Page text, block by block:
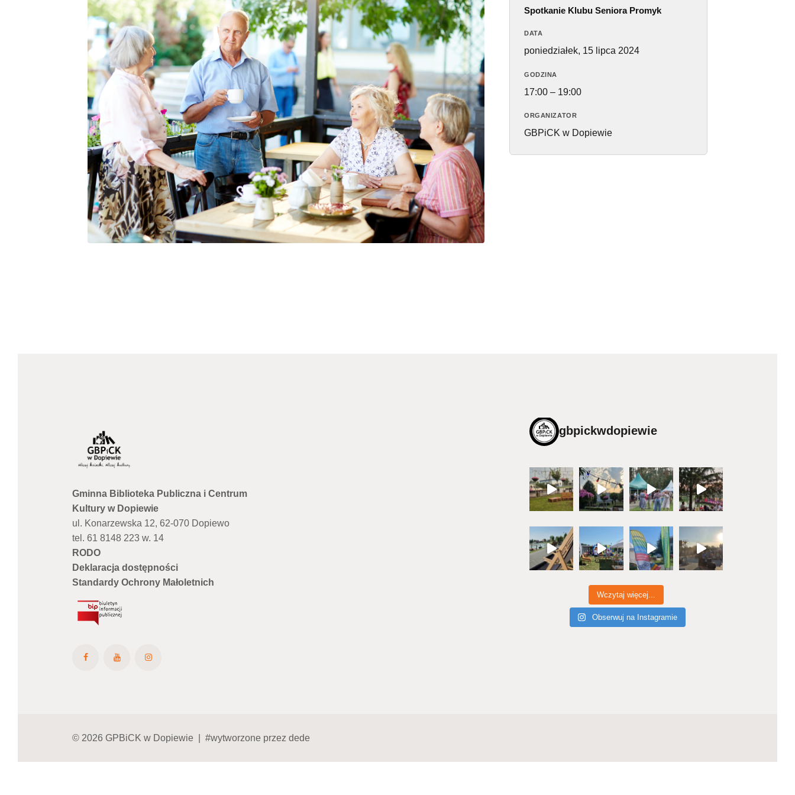
Spotkanie Klubu Seniora Promyk
DATA
poniedziałek, 15 lipca 2024
GODZINA
17:00 – 19:00
ORGANIZATOR
GBPiCK w Dopiewie
Gminna Biblioteka Publiczna i Centrum
Kultury w Dopiewie
ul. Konarzewska 12, 62-070 Dopiewo
tel. 61 8148 223 w. 14
RODO
Deklaracja dostępności
Standardy Ochrony Małoletnich
gbpickwdopiewie
Wczytaj więcej...
Obserwuj na Instagramie
© 2026 GPBiCK w Dopiewie | #wytworzone przez dede